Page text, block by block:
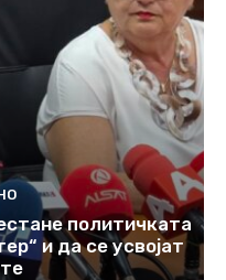
политичката
и да се усвојат